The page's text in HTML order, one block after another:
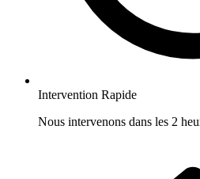
Intervention Rapide
Nous intervenons dans les 2